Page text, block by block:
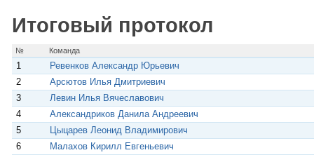
s
n
k
i
Итоговый протокол
№ Команда
1
Ревенков Александр Юрьевич
2
Арсютов Илья Дмитриевич
3
Левин Илья Вячеславович
4
Александриков Данила Андреевич
5
Цыцарев Леонид Владимирович
6
Малахов Кирилл Евгеньевич